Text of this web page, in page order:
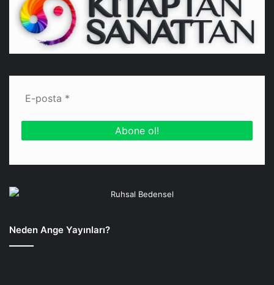
Neden Ange Yayınları?